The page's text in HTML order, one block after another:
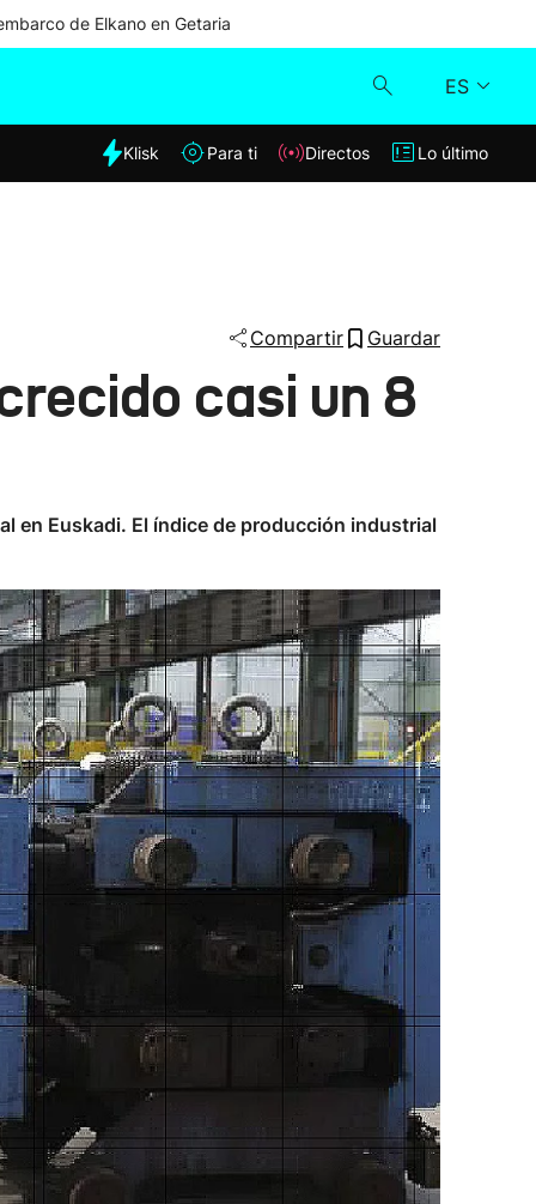
de Elkano en Getaria
ES
Klisk
Lo último
Klisk Para ti Directos Lo último
Compartir Guardar
casi un 8
en Euskadi. El índice de producción industrial